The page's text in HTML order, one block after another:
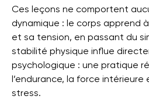
Ces leçons ne comportent
dynamique : le corps apprend
et sa tension, en passant du
stabilité physique influe
psychologique : une pratique
l’endurance, la force
stress.